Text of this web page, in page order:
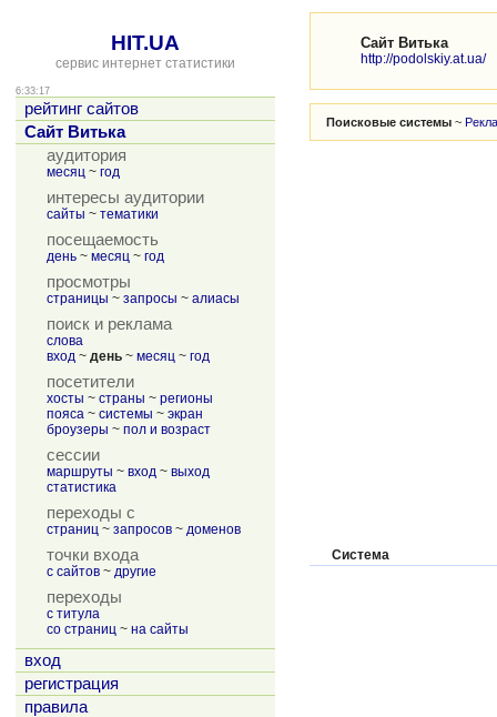
HIT.UA
сервис интернет статистики
6:33:17
рейтинг сайтов
Сайт Витька
аудитория
месяц ~ год
интересы аудитории
сайты ~ тематики
посещаемость
день ~ месяц ~ год
просмотры
страницы ~ запросы ~ алиасы
поиск и реклама
слова
вход ~ день ~ месяц ~ год
посетители
хосты ~ страны ~ регионы
пояса ~ системы ~ экран
броузеры ~ пол и возраст
сессии
маршруты ~ вход ~ выход
статистика
переходы с
страниц ~ запросов ~ доменов
точки входа
с сайтов ~ другие
переходы
с титула
со страниц ~ на сайты
вход
регистрация
правила
Сайт Витька
http://podolskiy.at.ua/
Поисковые системы ~
Система